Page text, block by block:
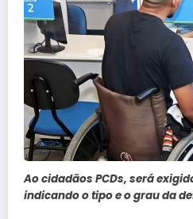
Ao cidadãos PCDs, será
indicando o tipo e o grau da